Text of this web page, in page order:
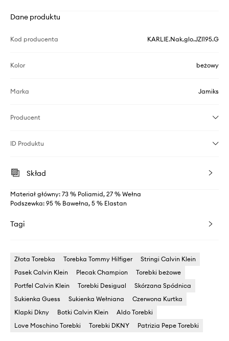
Dane produktu
Kod producenta KARLIE.Nak.glo.JZI195.G
Kolor beżowy
Marka Jamiks
Producent
ID Produktu
Skład
Materiał główny: 73 % Poliamid, 27 % Wełna
Podszewka: 95 % Bawełna, 5 % Elastan
Tagi
Złota Torebka Torebka Tommy Hilfiger
Stringi Calvin Klein
Pasek Calvin Klein
Plecak Champion
Torebki beżowe
Portfel Calvin Klein
Torebki Desigual
Skórzana Spódnica
Sukienka Guess
Sukienka Wełniana
Czerwona Kurtka
Klapki Dkny
Botki Calvin Klein
Aldo Torebki
Love Moschino Torebki
Torebki DKNY Patrizia Pepe Torebki